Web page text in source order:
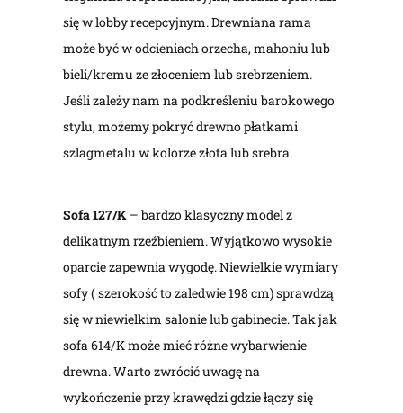
się w lobby recepcyjnym. Drewniana rama
może być w odcieniach orzecha, mahoniu lub
bieli/kremu ze złoceniem lub srebrzeniem.
Jeśli zależy nam na podkreśleniu barokowego
stylu, możemy pokryć drewno płatkami
szlagmetalu w kolorze złota lub srebra.
Sofa 127/K – bardzo klasyczny model z
delikatnym rzeźbieniem. Wyjątkowo wysokie
oparcie zapewnia wygodę. Niewielkie wymiary
sofy ( szerokość to zaledwie 198 cm) sprawdzą
się w niewielkim salonie lub gabinecie. Tak jak
sofa 614/K może mieć różne wybarwienie
drewna. Warto zwrócić uwagę na
wykończenie przy krawędzi gdzie łączy się